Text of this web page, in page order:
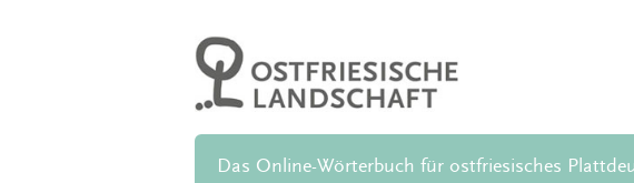
Das Online-Wörterbuch für ostfriesisches